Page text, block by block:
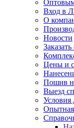
Вход в
О
Новости
Цены и
Пошив
Выезд
Условия
Опытная